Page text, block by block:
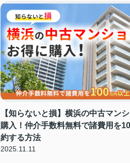
【知らないと損】横浜の中古マン
購入！仲介手数料無料で諸費用を
約する方法
2025.11.11